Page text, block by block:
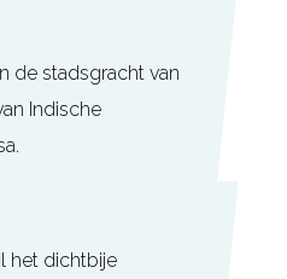
de stadsgracht van
Indische
het dichtbije